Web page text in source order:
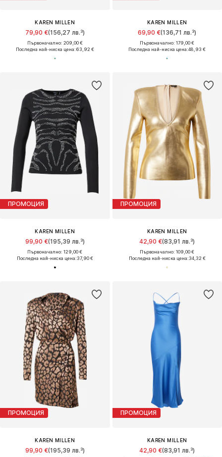
KAREN MILLEN
79,90 €(156,27 лв.³)
Първоначално: 209,00 €
Последна най-ниска цена:63,92 €
KAREN MILLEN
69,90 €(136,71 лв.³)
Първоначално: 179,00 €
Последна най-ниска цена:48,93 €
ПРОМОЦИЯ
KAREN MILLEN
99,90 €(195,39 лв.³)
Първоначално: 129,00 €
Последна най-ниска цена:37,90 €
ПРОМОЦИЯ
KAREN MILLEN
42,90 €(83,91 лв.³)
Първоначално: 109,00 €
Последна най-ниска цена:34,32 €
ПРОМОЦИЯ
KAREN MILLEN
99,90 €(195,39 лв.³)
ПРОМОЦИЯ
KAREN MILLEN
42,90 €(83,91 лв.³)